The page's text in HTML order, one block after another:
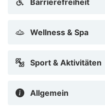
Barrierefreiheit
Wellness & Spa
Sport & Aktivitäten
Allgemein